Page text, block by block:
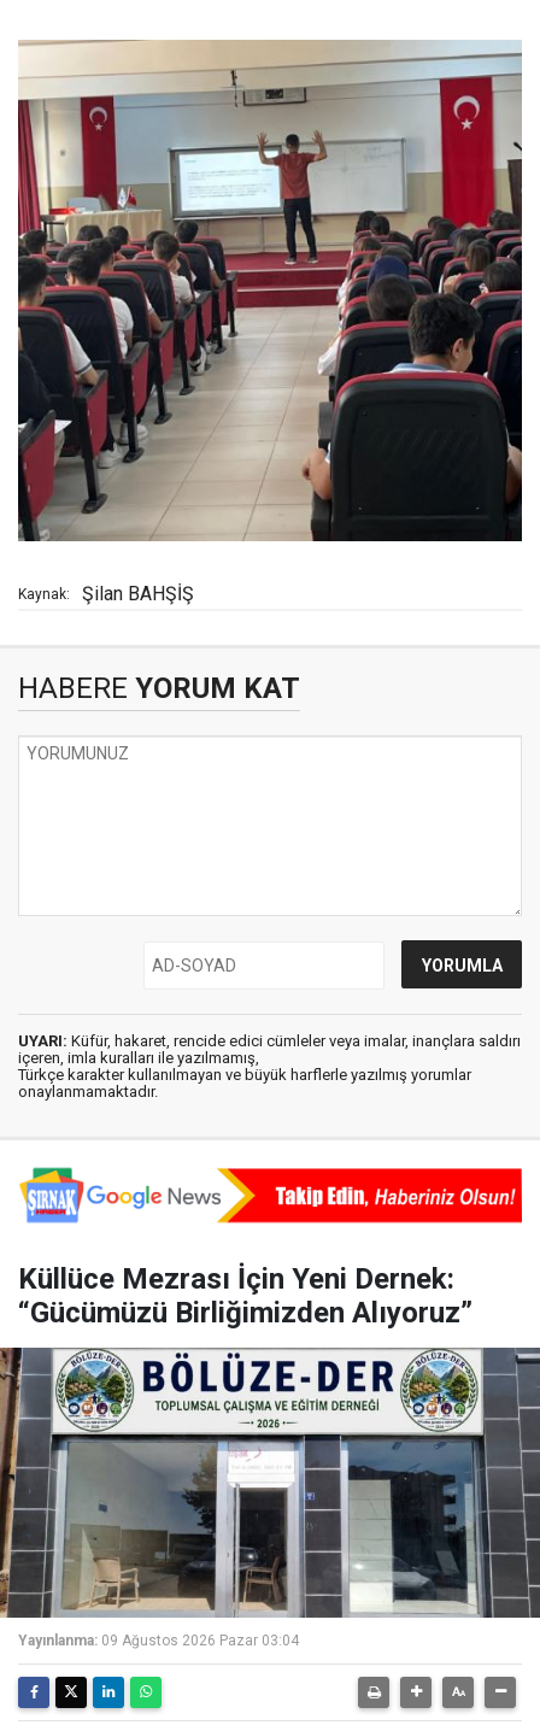
Kaynak: Şilan BAHŞİŞ
HABERE YORUM KAT
UYARI: Küfür, hakaret, rencide edici cümleler veya imalar, inançlara saldırı
içeren, imla kuralları ile yazılmamış,
Türkçe karakter kullanılmayan ve büyük harflerle yazılmış yorumlar
onaylanmamaktadır.
Küllüce Mezrası İçin Yeni Dernek:
“Gücümüzü Birliğimizden Alıyoruz”
Yayınlanma: 09 Ağustos 2026 Pazar 03:04